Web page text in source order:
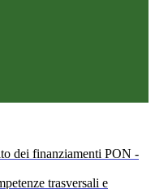
dei finanziamenti PON -
trasversali e